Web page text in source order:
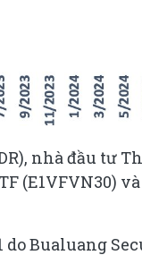
nhà đầu tư
(E1VFVN30)
do Bualuang